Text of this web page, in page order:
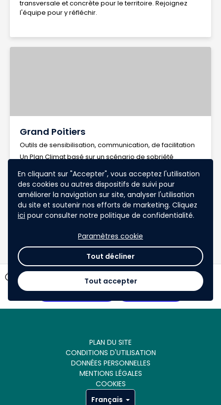
En cliquant sur "Accepter", vous acceptez l'utilisation
des cookies ou autres dispositifs de suivi pour
améliorer la navigation sur site, analyser l'utilisation
du site et soutenir nos efforts de marketing. Cliquez
ici pour consulter notre politique de confidentialité.
Paramètres cookie
Tout décliner
Tout accepter
transversale et concrète pour le territoire. Rejoignez
l'équipe pour y réfléchir.
Grand Poitiers
Outils de sensibilisation, communication, de facilitation
Un Plan Climat basé sur un scénario de sobriété
"Coopérations territoriales") Des expériences,
notamment en matière d'énergie Une démarche
engagée en 2026 avec élus, services et habitants
chevron_left 1 2 chevron_right
timer
147 jours restants
Voir les votes
Participer
PLAN DU SITE
CONDITIONS D'UTILISATION
DONNÉES PERSONNELLES
MENTIONS LÉGALES
COOKIES
Français